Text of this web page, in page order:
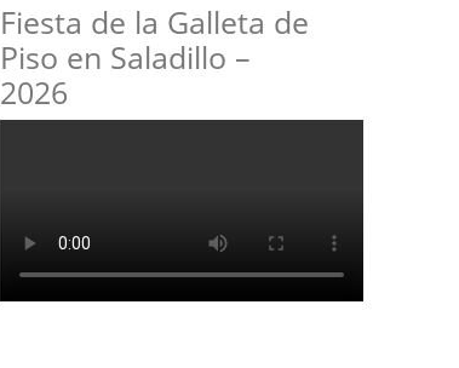
Fiesta de la Galleta de
Piso en Saladillo –
2026